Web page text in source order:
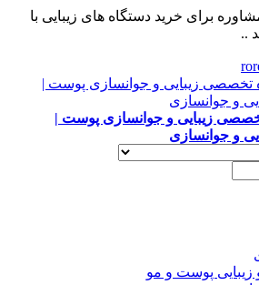
برای خرید دستگاه های زیبایی با
..
زیبایی و جوانسازی پوست |
و جوانسازی
زیبایی پوست و مو